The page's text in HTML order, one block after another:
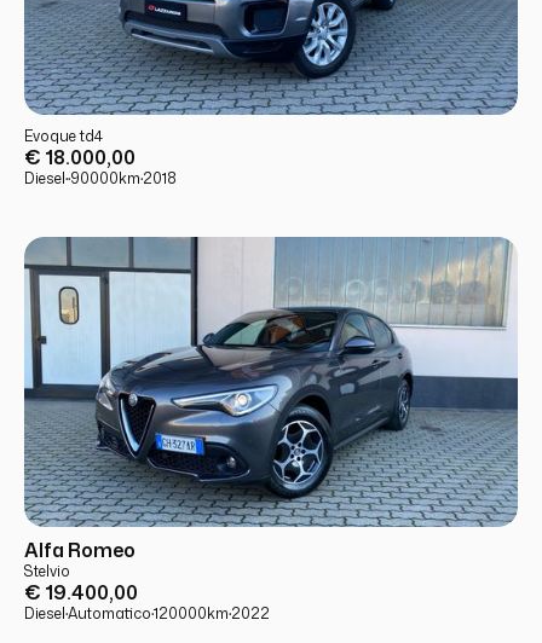
USATO
Evoque td4
€ 18.000,00
Diesel··90000km·2018
USATO
Alfa Romeo
Stelvio
€ 19.400,00
Diesel·Automatico·120000km·2022